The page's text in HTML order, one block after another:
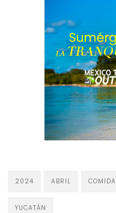
2024 ABRIL COMIDA
YUCATÁN